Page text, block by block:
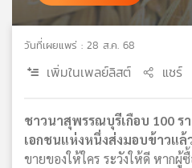
วันที่เผยแพร่ : 28 ส.ค. 68
เพิ่มในเพลย์ลิสต์ แชร์
ชาวนาสุพรรณบุรีเกือบ 100 ร
เอกชนแห่งหนึ่งส่งมอบข้าวแล้
ขายของให้ใคร ระวังให้ดี หากผู้